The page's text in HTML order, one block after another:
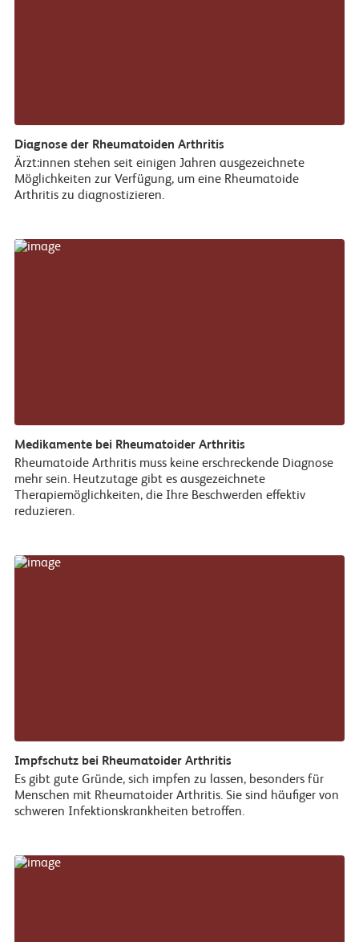
Diagnose der Rheumatoiden Arthritis
Ärzt:innen stehen seit einigen Jahren ausgezeichnete
Möglichkeiten zur Verfügung, um eine Rheumatoide
Arthritis zu diagnostizieren.
Medikamente bei Rheumatoider Arthritis
Rheumatoide Arthritis muss keine erschreckende Diagnose
mehr sein. Heutzutage gibt es ausgezeichnete
Therapiemöglichkeiten, die Ihre Beschwerden effektiv
reduzieren.
Impfschutz bei Rheumatoider Arthritis
Es gibt gute Gründe, sich impfen zu lassen, besonders für
Menschen mit Rheumatoider Arthritis. Sie sind häufiger von
schweren Infektionskrankheiten betroffen.